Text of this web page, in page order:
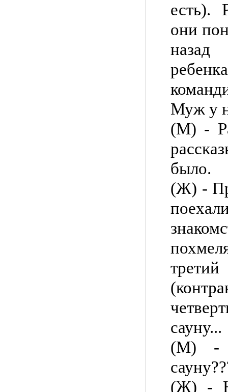
есть).
они
назад
Муж у
(М) -
было.
(Ж) -
сауну...
(М) -
(Ж) -